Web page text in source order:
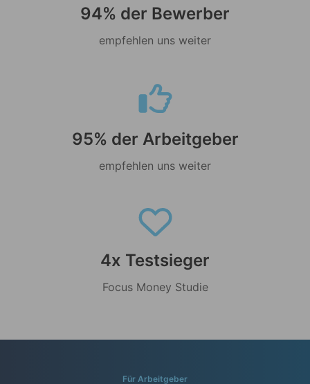
94% der Bewerber
empfehlen uns weiter
95% der Arbeitgeber
empfehlen uns weiter
4x Testsieger
Focus Money Studie
Für Arbeitgeber